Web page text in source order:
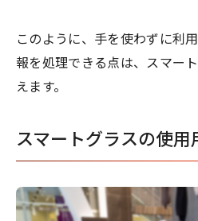
このように、手を使わずに利
報を処理できる点は、スマー
えます。
スマートグラスの使用